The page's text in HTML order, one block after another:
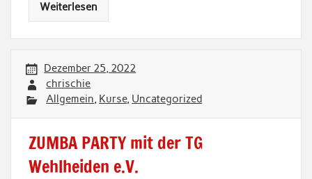
Weiterlesen
Dezember 25, 2022
chrischie
Allgemein, Kurse, Uncategorized
ZUMBA PARTY mit der TG
Wehlheiden e.V.